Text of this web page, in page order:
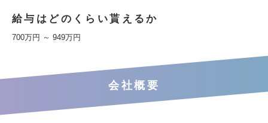
給与はどのくらい貰えるか
700万円 ～ 949万円
会社概要